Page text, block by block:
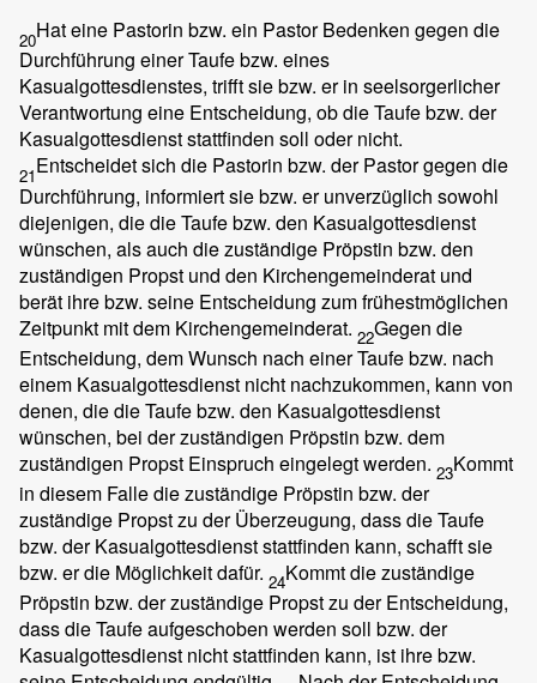
20Hat eine Pastorin bzw. ein Pastor Bedenken gegen die
Durchführung einer Taufe bzw. eines
Kasualgottesdienstes, trifft sie bzw. er in seelsorgerlicher
Verantwortung eine Entscheidung, ob die Taufe bzw. der
Kasualgottesdienst stattfinden soll oder nicht.
21Entscheidet sich die Pastorin bzw. der Pastor gegen die
Durchführung, informiert sie bzw. er unverzüglich sowohl
diejenigen, die die Taufe bzw. den Kasualgottesdienst
wünschen, als auch die zuständige Pröpstin bzw. den
zuständigen Propst und den Kirchengemeinderat und
berät ihre bzw. seine Entscheidung zum frühestmöglichen
Zeitpunkt mit dem Kirchengemeinderat. 22Gegen die
Entscheidung, dem Wunsch nach einer Taufe bzw. nach
einem Kasualgottesdienst nicht nachzukommen, kann von
denen, die die Taufe bzw. den Kasualgottesdienst
wünschen, bei der zuständigen Pröpstin bzw. dem
zuständigen Propst Einspruch eingelegt werden. 23Kommt
in diesem Falle die zuständige Pröpstin bzw. der
zuständige Propst zu der Überzeugung, dass die Taufe
bzw. der Kasualgottesdienst stattfinden kann, schafft sie
bzw. er die Möglichkeit dafür. 24Kommt die zuständige
Pröpstin bzw. der zuständige Propst zu der Entscheidung,
dass die Taufe aufgeschoben werden soll bzw. der
Kasualgottesdienst nicht stattfinden kann, ist ihre bzw.